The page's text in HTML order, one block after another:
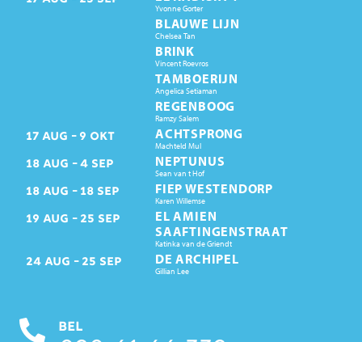
Yvonne Gorter
BLAUWE LIJN
Chelsea Tan
BRINK
Vincent Roevros
TAMBOERIJN
Angelica Setiaman
REGENBOOG
Ramzy Salem
17 AUG 9 OKT ACHTSPRONG
Machteld Mul
18 AUG 4 SEP NEPTUNUS
Sean van t Hof
18 AUG 18 SEP FIEP WESTENDORP
Karen Willemse
19 AUG 25 SEP
EL AMIEN
SAAFTINGENSTRAAT
Katinka van de Griendt
24 AUG 25 SEP DE ARCHIPEL
Gillian Lee
BEL